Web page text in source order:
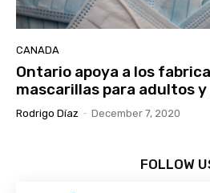
CANADA
Ontario apoya a los
mascarillas para adultos
Rodrigo Díaz - December 7, 2020
FOLLOW